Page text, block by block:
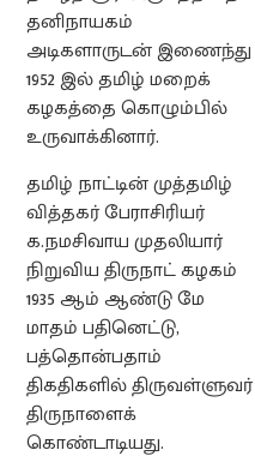
தனிநாயகம்
அடிகளாருடன் இணைந்து
1952 இல் தமிழ் மறைக்
கழகத்தை கொழும்பில்
உருவாக்கினார்.
தமிழ் நாட்டின் முத்தமிழ்
வித்தகர் பேராசிரியர்
க.நமசிவாய முதலியார்
நிறுவிய திருநாட் கழகம்
1935 ஆம் ஆண்டு மே
மாதம் பதினெட்டு,
பத்தொன்பதாம்
திகதிகளில் திருவள்ளுவர்
திருநாளைக்
கொண்டாடியது.